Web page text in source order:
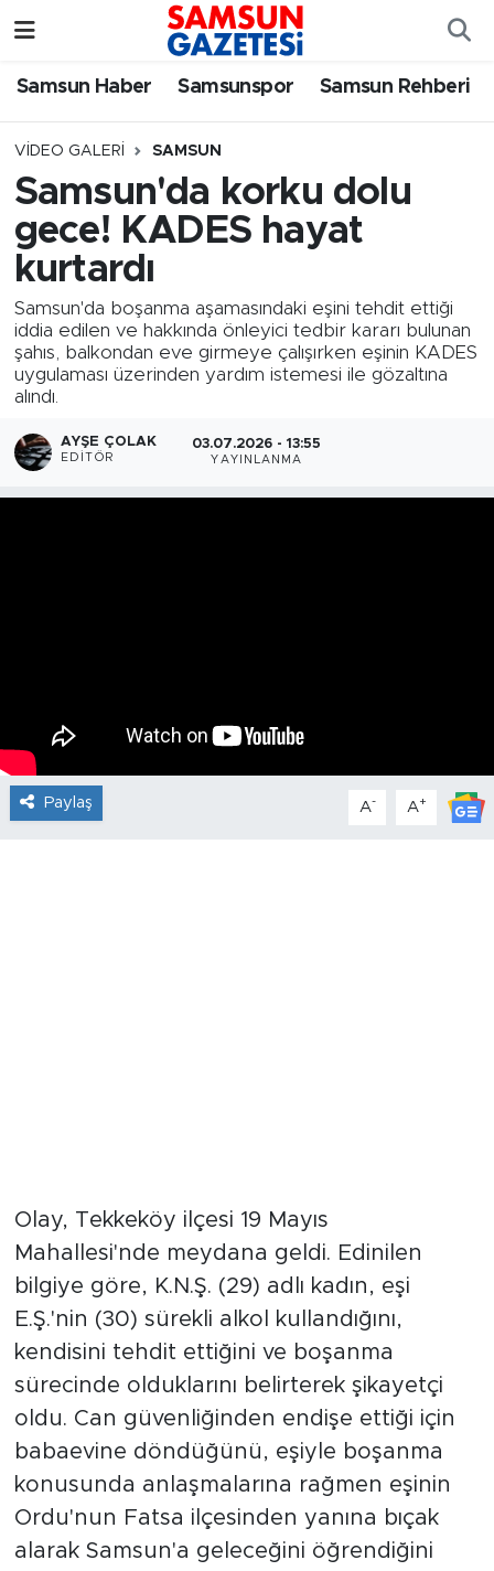
Samsun Haber Samsunspor Samsun Rehberi
VIDEO GALERI SAMSUN
Samsun'da korku dolu
gece! KADES hayat
kurtardı
Samsun'da boşanma aşamasındaki eşini tehdit ettiği
iddia edilen ve hakkında önleyici tedbir kararı bulunan
şahıs, balkondan eve girmeye çalışırken eşinin KADES
uygulaması üzerinden yardım istemesi ile gözaltına
alındı.
AYŞE ÇOLAK
EDITÖR
03.07.2026 - 13:55
YAYINLANMA
Paylaş A- A+
Olay, Tekkeköy ilçesi 19 Mayıs
Mahallesi'nde meydana geldi. Edinilen
bilgiye göre, K.N.Ş. (29) adlı kadın, eşi
E.Ş.'nin (30) sürekli alkol kullandığını,
kendisini tehdit ettiğini ve boşanma
sürecinde olduklarını belirterek şikayetçi
oldu. Can güvenliğinden endişe ettiği için
babaevine döndüğünü, eşiyle boşanma
konusunda anlaşmalarına rağmen eşinin
Ordu'nun Fatsa ilçesinden yanına bıçak
alarak Samsun'a geleceğini öğrendiğini
Samsun Haber
Samsunspor
Samsun Rehberi
Resmi İlanlar
Samsun Nöbetçi Eczaneler
Samsun Hava Durumu
SAMSUN Namaz Vakitleri
Samsun Trafik Yoğunluk Haritası
Süper Lig Puan Durumu ve Fikstür
Tüm Manşetler